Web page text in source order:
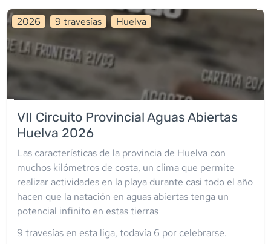
2026 9 travesías Huelva
VII Circuito Provincial Aguas Abiertas
Huelva 2026
Las características de la provincia de Huelva con
muchos kilómetros de costa, un clima que permite
realizar actividades en la playa durante casi todo el año
hacen que la natación en aguas abiertas tenga un
potencial infinito en estas tierras
9 travesías en esta liga, todavía 6 por celebrarse.